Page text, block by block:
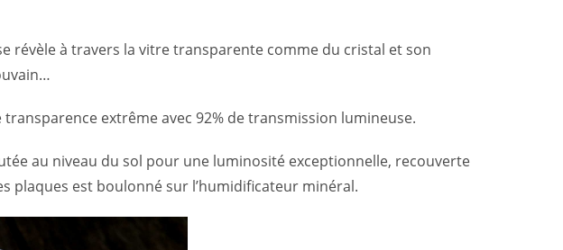
révèle à travers la vitre transparente comme du cristal et son
extrême avec 92% de transmission lumineuse.
au niveau du sol pour une luminosité exceptionnelle, recouverte
plaques est boulonné sur l’humidificateur minéral.